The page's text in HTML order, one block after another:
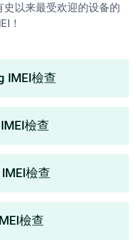
史以来最受欢迎的设备的
！
IMEI檢查
檢查
檢查
檢查